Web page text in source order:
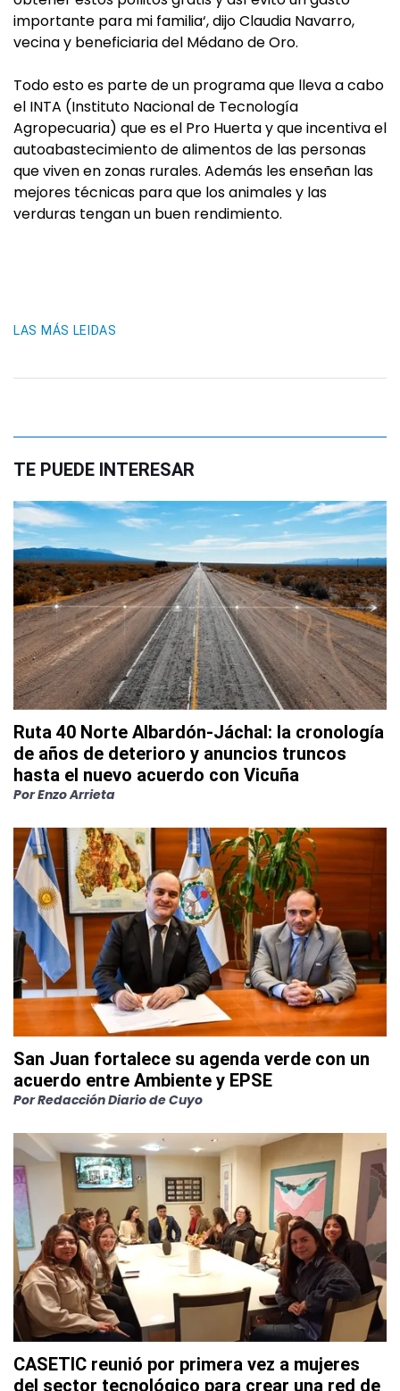
importante para mi familia‘, dijo Claudia Navarro,
vecina y beneficiaria del Médano de Oro.
Todo esto es parte de un programa que lleva a cabo
el INTA (Instituto Nacional de Tecnología
Agropecuaria) que es el Pro Huerta y que incentiva el
autoabastecimiento de alimentos de las personas
que viven en zonas rurales. Además les enseñan las
mejores técnicas para que los animales y las
verduras tengan un buen rendimiento.
LAS MÁS LEIDAS
TE PUEDE INTERESAR
Ruta 40 Norte Albardón-Jáchal: la cronología
de años de deterioro y anuncios truncos
hasta el nuevo acuerdo con Vicuña
PorEnzo Arrieta
San Juan fortalece su agenda verde con un
acuerdo entre Ambiente y EPSE
PorRedacción Diario de Cuyo
CASETIC reunió por primera vez a mujeres
del sector tecnológico para crear una red de